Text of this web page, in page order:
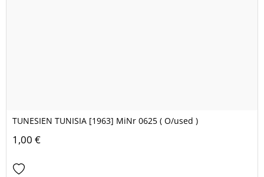
TUNESIEN TUNISIA [1963] MiNr 0625 ( O/used )
1,00 €